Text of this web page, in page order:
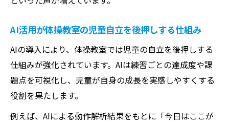
体操教室のAI活用が成長に与える心理的メ
リット
AI導入体操教室の自己肯定感アップの秘訣
とは
体操教室でAI活用が生む挑戦と成功の体験
談
AI活用が体操教室の児童自立を後押しする仕組み
AIの導入により、体操教室では児童の自立を後押しする
仕組みが強化されています。AIは練習ごとの達成度や課
題点を可視化し、児童が自身の成長を実感しやすくする
役割を果たします。
例えば、AIによる動作解析結果をもとに「今日はここが